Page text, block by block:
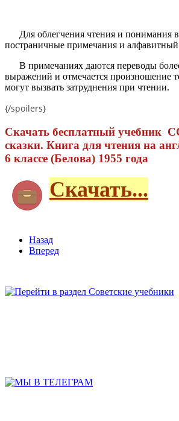
Для облегчения чтения и понимания
постраничные примечания и алфавитный
В примечаниях даются переводы
выражений и отмечается произношение
могут вызвать затруднения при чтении.
{/spoilers}
Скачать бесплатный учебник
сказки. Книга для чтения на
6 классе (Белова) 1955 года
Скачать...
Назад
Вперед